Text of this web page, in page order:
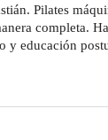
Pilates
completa.
y educación